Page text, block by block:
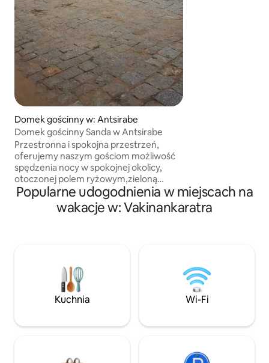
Domek gościnny w: Antsirabe
Domek gościnny Sanda w Antsirabe
Przestronna i spokojna przestrzeń,
oferujemy naszym gościom możliwość
spędzenia nocy w spokojnej okolicy,
otoczonej polem ryżowym,zieloną
ziemią i niewiarygodnym zachodem
słońca w górach. Całkiem luksusowy,
nasz domek gościnny ma miejsce na
2 pokoje dwuosobowe, gorąca
łazienka(zasilana panelem słonecznym),
telewizor, wszystko w bardzo
konkurencyjnej cenie. Witaj w domku
Popularne udogodnienia w miejscach na
wakacje w: Vakinankaratra
Kuchnia Wi-Fi